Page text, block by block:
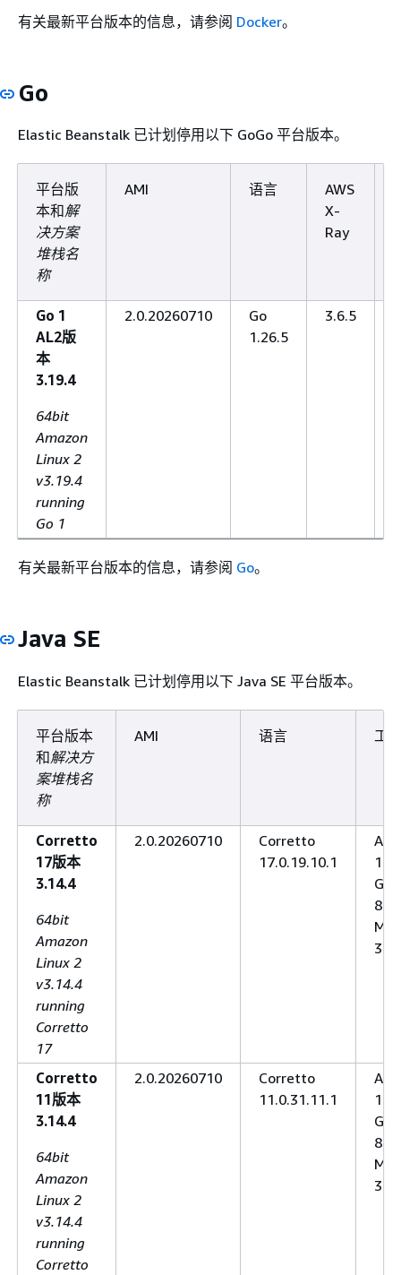
有关最新平台版本的信息，请参阅 Docker。
Go
Elastic Beanstalk 已计划停用以下 GoGo 平台版本。
平台版
本和解
决方案
堆栈名
称
AMI 语言
AWS
X-
Ray
Go 1
AL2版
本
3.19.4
64bit
Amazon
Linux 2
v3.19.4
running
Go 1
2.0.20260710
Go
1.26.5
3.6.5
有关最新平台版本的信息，请参阅 Go。
Java SE
Elastic Beanstalk 已计划停用以下 Java SE 平台版本。
平台版本
和解决方
案堆栈名
称
AMI 语言 工
Corretto
17版本
3.14.4
64bit
Amazon
Linux 2
v3.14.4
running
Corretto
17
2.0.20260710
Corretto
17.0.19.10.1
Ant
Corretto
11版本
3.14.4
64bit
Amazon
Linux 2
v3.14.4
running
Corretto
2.0.20260710
Corretto
11.0.31.11.1
Ant